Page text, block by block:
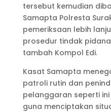
tersebut kemudian
Samapta Polresta
pemeriksaan lebih
prosedur tindak
tambah Kompol Edi.
Kasat Samapta
patroli rutin dan
pelanggaran seperti
guna menciptakan